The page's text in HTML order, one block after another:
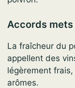
Accords
La fraîcheur du
appellent des
légèrement
arômes.